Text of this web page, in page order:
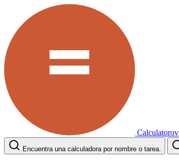
Calculatorov
Encuentra una calculadora por nombre o tarea.